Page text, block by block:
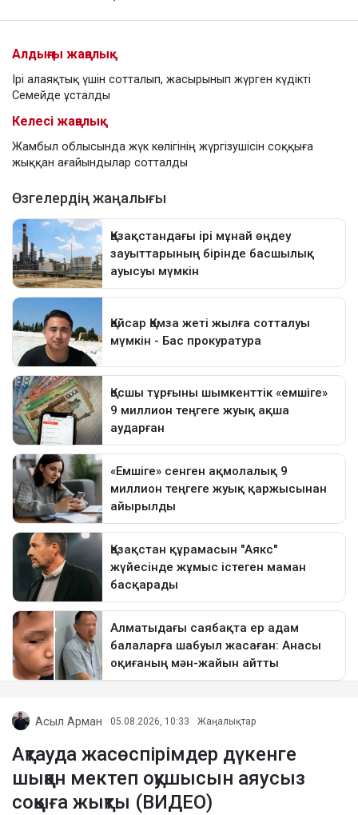
Алдыңғы жаңалық
Ірі алаяқтық үшін сотталып, жасырынып жүрген күдікті
Семейде ұсталды
Келесі жаңалық
Жамбыл облысында жүк көлігінің жүргізушісін соққыға
жыққан ағайындылар сотталды
Асыл Арман 05.08.2026, 10:33 Жаңалықтар
Ақтауда жасөспірімдер дүкенге
шыққан мектеп оқушысын аяусыз
соққыға жықты (ВИДЕО)